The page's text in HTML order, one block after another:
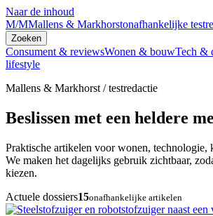
Naar de inhoud
M/MMallens & Markhorstonafhankelijke
Zoeken
Consument & reviewsWonen & bouwTech &
lifestyle
Mallens & Markhorst / testredactie
Beslissen met een heldere
Praktische artikelen voor wonen, technologie,
We maken het dagelijks gebruik zichtbaar,
kiezen.
Actuele dossiers15onafhankelijke artikelen